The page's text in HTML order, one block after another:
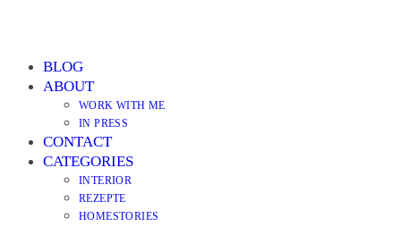
BLOG
ABOUT
WORK WITH ME
IN PRESS
CONTACT
CATEGORIES
INTERIOR
REZEPTE
HOMESTORIES